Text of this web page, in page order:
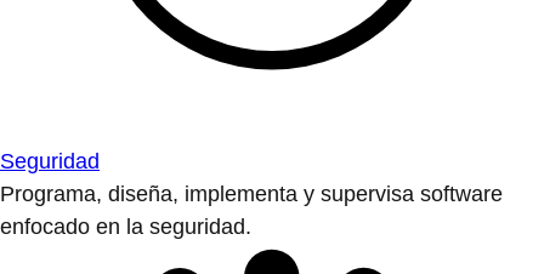
Seguridad
Programa, diseña, implementa y supervisa software
enfocado en la seguridad.